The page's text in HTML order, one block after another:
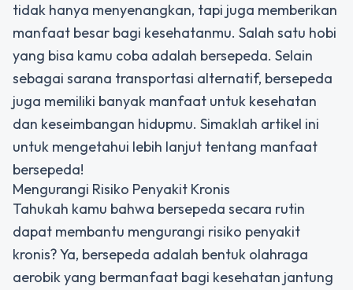
tidak hanya menyenangkan, tapi juga memberikan
manfaat besar bagi kesehatanmu. Salah satu hobi
yang bisa kamu coba adalah bersepeda. Selain
sebagai sarana transportasi alternatif, bersepeda
juga memiliki banyak manfaat untuk kesehatan
dan keseimbangan hidupmu. Simaklah artikel ini
untuk mengetahui lebih lanjut tentang manfaat
bersepeda!
Mengurangi Risiko Penyakit Kronis
Tahukah kamu bahwa bersepeda secara rutin
dapat membantu mengurangi risiko penyakit
kronis? Ya, bersepeda adalah bentuk olahraga
aerobik yang bermanfaat bagi kesehatan jantung